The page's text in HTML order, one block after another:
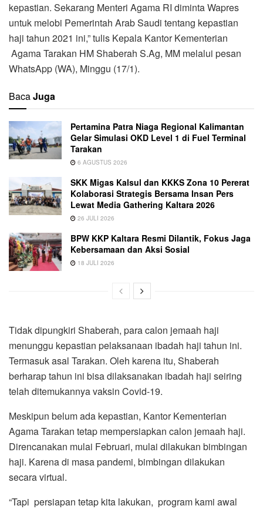
kepastian. Sekarang Menteri Agama RI diminta Wapres
untuk melobi Pemerintah Arab Saudi tentang kepastian
haji tahun 2021 ini,” tulis Kepala Kantor Kementerian
Agama Tarakan HM Shaberah S.Ag, MM melalui pesan
WhatsApp (WA), Minggu (17/1).
BacaJuga
Pertamina Patra Niaga Regional Kalimantan
Gelar Simulasi OKD Level 1 di Fuel Terminal
Tarakan
6 AGUSTUS 2026
SKK Migas Kalsul dan KKKS Zona 10 Pererat
Kolaborasi Strategis Bersama Insan Pers
Lewat Media Gathering Kaltara 2026
26 JULI 2026
BPW KKP Kaltara Resmi Dilantik, Fokus Jaga
Kebersamaan dan Aksi Sosial
18 JULI 2026
Tidak dipungkiri Shaberah, para calon jemaah haji
menunggu kepastian pelaksanaan ibadah haji tahun ini.
Termasuk asal Tarakan. Oleh karena itu, Shaberah
berharap tahun ini bisa dilaksanakan ibadah haji seiring
telah ditemukannya vaksin Covid-19.
Meskipun belum ada kepastian, Kantor Kementerian
Agama Tarakan tetap mempersiapkan calon jemaah haji.
Direncanakan mulai Februari, mulai dilakukan bimbingan
haji. Karena di masa pandemi, bimbingan dilakukan
secara virtual.
“Tapi persiapan tetap kita lakukan, program kami awal